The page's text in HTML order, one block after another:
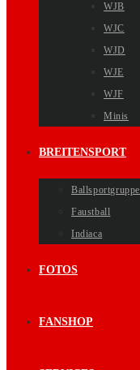
WJB
WJC
WJD
WJE
WJF
Minis
BREITENSPORT
Ballsportgruppe
Faustball
Indiaca
FOTOS
FANSHOP